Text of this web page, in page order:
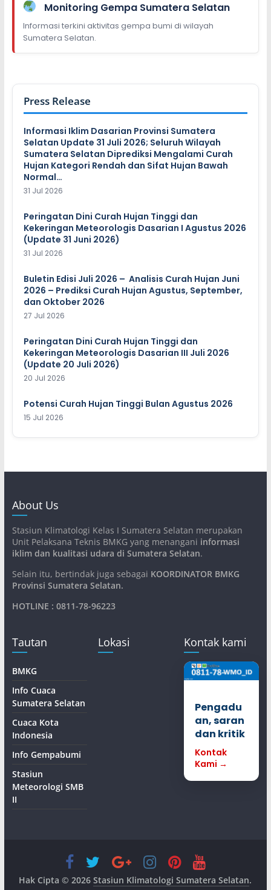
Monitoring Gempa Sumatera Selatan
Informasi terkini aktivitas gempa bumi di wilayah
Sumatera Selatan.
Press Release
Informasi Iklim Dasarian Provinsi Sumatera
Selatan Update 31 Juli 2026; Seluruh Wilayah
Sumatera Selatan Diprediksi Mengalami Curah
Hujan Kategori Rendah dan Sifat Hujan Bawah
Normal…
31 Jul 2026
Peringatan Dini Curah Hujan Tinggi dan
Kekeringan Meteorologis Dasarian I Agustus 2026
(Update 31 Juni 2026)
31 Jul 2026
Buletin Edisi Juli 2026 – Analisis Curah Hujan Juni
2026 – Prediksi Curah Hujan Agustus, September,
dan Oktober 2026
27 Jul 2026
Peringatan Dini Curah Hujan Tinggi dan
Kekeringan Meteorologis Dasarian III Juli 2026
(Update 20 Juli 2026)
20 Jul 2026
Potensi Curah Hujan Tinggi Bulan Agustus 2026
15 Jul 2026
About Us
Stasiun Klimatologi Kelas I Sumatera Selatan merupakan
Unit Pelaksana Teknis BMKG yang menangani informasi
iklim dan kualitasi udara di Sumatera Selatan.
Selain itu, bertindak juga sebagai KOORDINATOR BMKG
Provinsi Sumatera Selatan.
HOTLINE : 0811-78-96223
Tautan
BMKG
Info Cuaca
Sumatera Selatan
Cuaca Kota
Indonesia
Info Gempabumi
Stasiun
Meteorologi SMB
II
Lokasi Kontak kami
Pengadu
an, saran
dan kritik
Kontak
Kami →
Hak Cipta © 2026Stasiun Klimatologi Sumatera Selatan.